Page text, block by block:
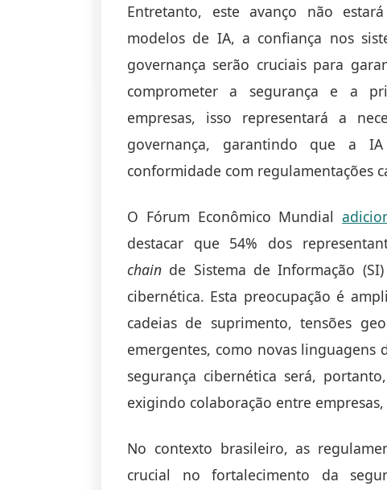
Entretanto, este avanço não
modelos de IA, a confiança nos
governança serão cruciais para
comprometer a segurança e a
empresas, isso representará a
governança, garantindo que a
conformidade com regulamentações
O Fórum Econômico Mundial
destacar que 54% dos
chain de Sistema de Informação
cibernética. Esta preocupação é
cadeias de suprimento, tensões
emergentes, como novas linguagens
segurança cibernética será,
exigindo colaboração entre
No contexto brasileiro, as
crucial no fortalecimento da